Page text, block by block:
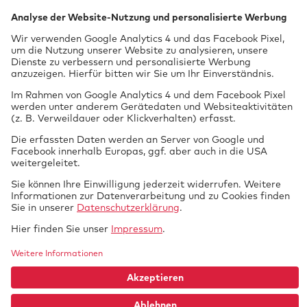
Vor dem Lauch 25
FON 0711 97676-0
WEB www.gtue.de
Datenschutz
Impressum